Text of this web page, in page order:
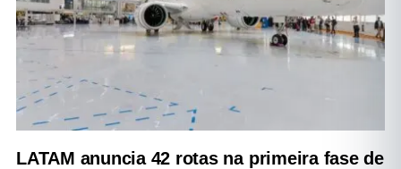
LATAM anuncia 42 rotas na primeira fase de